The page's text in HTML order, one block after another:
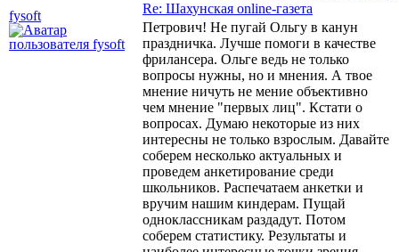
fysoft
Re: Шахунская оnline-газета
Петрович! Не пугай Ольгу в канун
праздничка. Лучше помоги в качестве
фрилансера. Ольге ведь не только
вопросы нужны, но и мнения. А твое
мнение ничуть не мение объективно
чем мнение "первых лиц". Кстати о
вопросах. Думаю некоторые из них
интересны не только взрослым. Давайте
соберем несколько актуальных и
проведем анкетирование среди
школьников. Распечатаем анкетки и
вручим нашим киндерам. Пущай
одноклассникам раздадут. Потом
соберем статистику. Результаты и